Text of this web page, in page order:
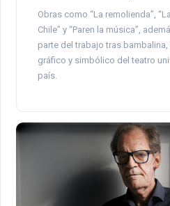
Obras como “La remolienda”,
Chile” y “Paren la música”,
parte del trabajo tras
gráfico y simbólico del teatro
país.